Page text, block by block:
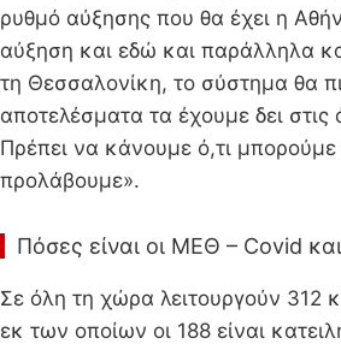
ρυθμό αύξησης που θα έχει η
αύξηση και εδώ και παράλληλα
τη Θεσσαλονίκη, το σύστημα θα
αποτελέσματα τα έχουμε δει
Πρέπει να κάνουμε ό,τι μπορούμε
προλάβουμε».
Πόσες είναι οι ΜΕΘ – Covid
Σε όλη τη χώρα λειτουργούν 312
εκ των οποίων οι 188 είναι